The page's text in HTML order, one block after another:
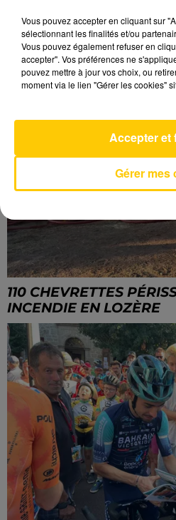
LES DERNIERES
110 CHEVRETTES
INCENDIE EN LOZÈRE
Vous pouvez accepter en cliquant sur
sélectionnant les finalités et/ou
Vous pouvez également refuser en
accepter". Vos préférences ne
pouvez mettre à jour vos choix, ou
moment via le lien "Gérer les cookies"
Gérer mes
Accepter et